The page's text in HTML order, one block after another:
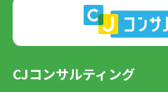
CJコンサルティング